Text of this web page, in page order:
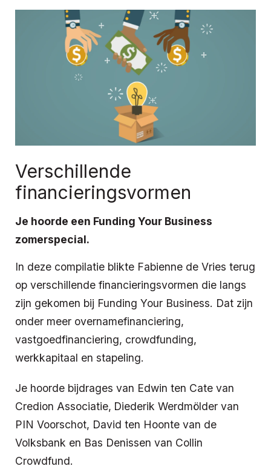
Verschillende
financieringsvormen
Je hoorde een Funding Your Business
zomerspecial.
In deze compilatie blikte Fabienne de Vries terug
op verschillende financieringsvormen die langs
zijn gekomen bij Funding Your Business. Dat zijn
onder meer overnamefinanciering,
vastgoedfinanciering, crowdfunding,
werkkapitaal en stapeling.
Je hoorde bijdrages van Edwin ten Cate van
Credion Associatie, Diederik Werdmölder van
PIN Voorschot, David ten Hoonte van de
Volksbank en Bas Denissen van Collin
Crowdfund.